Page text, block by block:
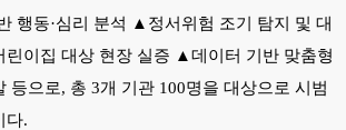
행동·심리 분석 ▲ 정서위험 조기 탐지 및 대
린이집 대상 현장 실증 ▲데이터 기반 맞춤형
등으로, 총 3개 기관 100명을 대상으로 시범
다.